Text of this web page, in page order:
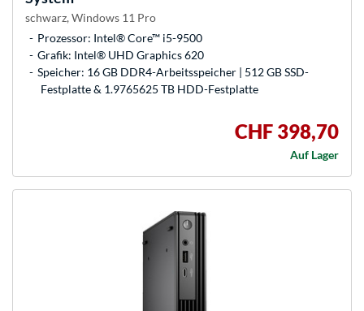
schwarz, Windows 11 Pro
Prozessor: Intel® Core™ i5-9500
Grafik: Intel® UHD Graphics 620
Speicher: 16 GB DDR4-Arbeitsspeicher | 512 GB SSD-
Festplatte & 1.9765625 TB HDD-Festplatte
CHF 398,70
Auf Lager